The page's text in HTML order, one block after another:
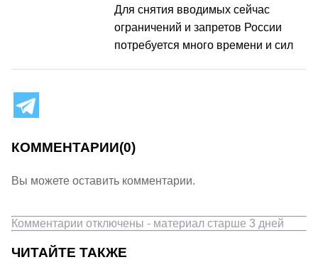
Для снятия вводимых сейчас
ограничений и запретов России
потребуется много времени и сил
КОММЕНТАРИИ(0)
Вы можете оставить комментарии.
Комментарии отключены - материал старше 3 дней
ЧИТАЙТЕ ТАКЖЕ